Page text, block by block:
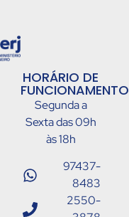
HORÁRIO DE
Segunda a
Sexta das 09h
às 18h
97437-
8483
2550-